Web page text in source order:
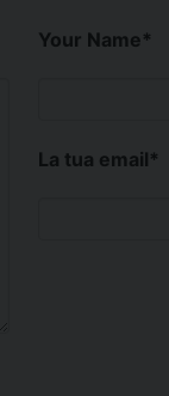
Your Name*
La tua email*